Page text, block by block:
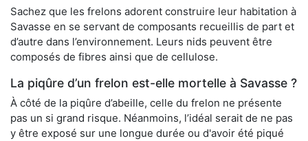
Sachez que les frelons adorent construire leur habitation à
Savasse en se servant de composants recueillis de part et
d’autre dans l’environnement. Leurs nids peuvent être
composés de fibres ainsi que de cellulose.
La piqûre d’un frelon est-elle mortelle à Savasse ?
À côté de la piqûre d’abeille, celle du frelon ne présente
pas un si grand risque. Néanmoins, l’idéal serait de ne pas
y être exposé sur une longue durée ou d'avoir été piqué